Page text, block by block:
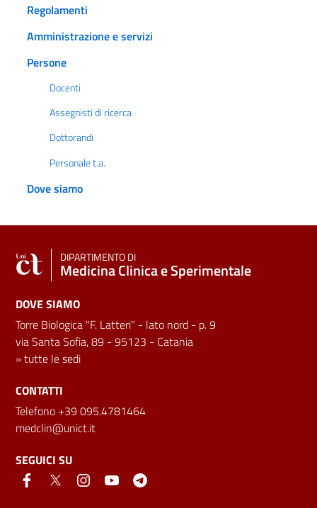
Regolamenti
Amministrazione e servizi
Persone
Docenti
Assegnisti di ricerca
Dottorandi
Personale t.a.
Dove siamo
DIPARTIMENTO DI
Medicina Clinica e Sperimentale
DOVE SIAMO
Torre Biologica "F. Latteri" - lato nord - p. 9
via Santa Sofia, 89 - 95123 - Catania
»tutte le sedi
CONTATTI
Telefono +39 095.4781464
medclin@unict.it
SEGUICI SU